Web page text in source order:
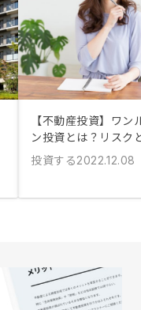
【不動産投資】ワ
ン投資とは？リスク
投資する2022.12.08